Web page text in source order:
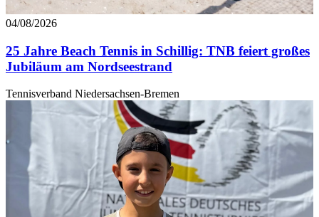
04/08/2026
25 Jahre Beach Tennis in Schillig: TNB feiert großes
Jubiläum am Nordseestrand
Tennisverband Niedersachsen-Bremen